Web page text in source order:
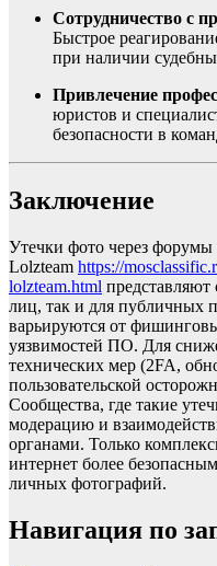
Сотрудничество с
Быстрое
при наличии
Привлечение
юристов и
безопасности в
Заключение
Утечки фото через форумы
Lolzteam https://
lolzteam.html представляют
лиц, так и для публичных
варьируются от
уязвимостей ПО. Для
технических мер (2FA,
пользовательской
Сообщества, где такие
модерацию и
органами. Только
интернет более
личных фотографий.
Навигация по